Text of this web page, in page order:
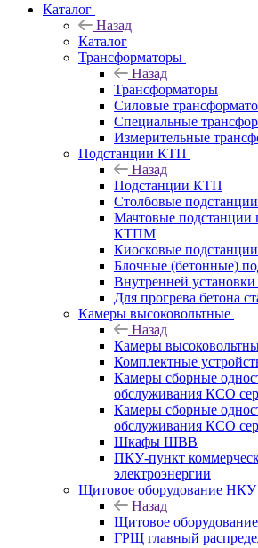
Каталог
Назад
Каталог
Трансформаторы
Назад
Трансформаторы
Силовые
Специальные
Измерительные
Подстанции КТП
Назад
Подстанции КТП
Столбовые подстанции
Мачтовые подстанции
КТПМ
Киосковые
Блочные (бетонные)
Внутренней
Для прогрева бетона
Камеры высоковольтные
Назад
Камеры
Комплектные
Камеры сборные
обслуживания КСО
Камеры сборные
обслуживания КСО
Шкафы ШВВ
ПКУ-пункт
электроэнергии
Щитовое оборудование НКУ
Назад
Щитовое
ГРЩ главный